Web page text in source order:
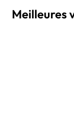
Meilleures